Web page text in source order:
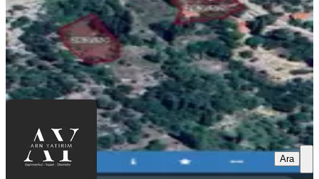
Arn Yatırım GayrimenkulARN YATIRIM GAYRİMENKUL
DANIŞMANLIK SAN VE TİC LTD ŞTİ
Ara
Ara